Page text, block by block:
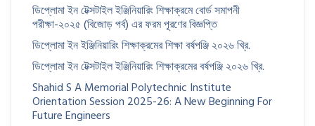
ডিপ্লোমা ইন টেক্সটাইল ইঞ্জিনিয়ারিং শিক্ষাক্রমে বোর্ড সমাপনী
পরীক্ষা-২০২৫ (বিজোড় পর্ব) এর ফরম পূরণের বিজ্ঞপ্তি
ডিপ্লোমা ইন ইঞ্জিনিয়ারিং শিক্ষাক্রমের শিক্ষা বর্ষপঞ্জি ২০২৬ খ্রি.
ডিপ্লোমা ইন টেক্সটাইল ইঞ্জিনিয়ারিং শিক্ষাক্রমের বর্ষপঞ্জি ২০২৬ খ্রি.
Shahid S A Memorial Polytechnic Institute
Orientation Session 2025-26: A New Beginning For
Future Engineers